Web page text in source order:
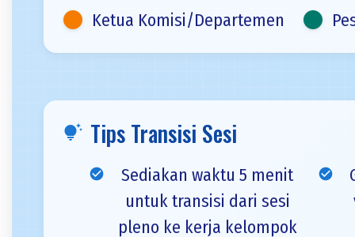
Ketua Komisi/Departemen
tips_and_updates Tips Transisi Sesi
check_circle
Sediakan waktu 5 menit
untuk transisi dari sesi
pleno ke kerja kelompok
check_circle